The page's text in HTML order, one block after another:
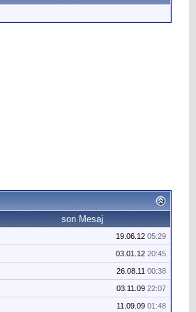
son Mesaj
19.06.12 05:29
03.01.12 20:45
26.08.11 00:38
03.11.09 22:07
11.09.09 01:48